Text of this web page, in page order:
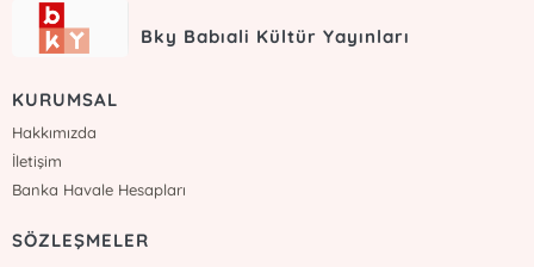
Bky Babıali Kültür Yayınları
KURUMSAL
Hakkımızda
İletişim
Banka Havale Hesapları
SÖZLEŞMELER